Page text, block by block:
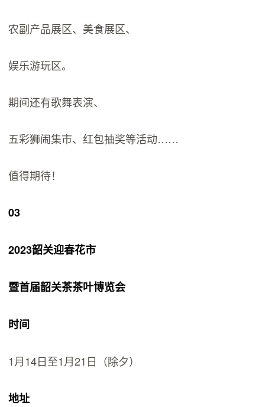
农副产品展区、美食展区、
娱乐游玩区。
期间还有歌舞表演、
五彩狮闹集市、红包抽奖等活动……
值得期待！
03
2023韶关迎春花市
暨首届韶关茶茶叶博览会
时间
1月14日至1月21日（除夕）
地址